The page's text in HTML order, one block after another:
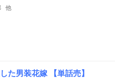
他
た男装花嫁 【単話売】